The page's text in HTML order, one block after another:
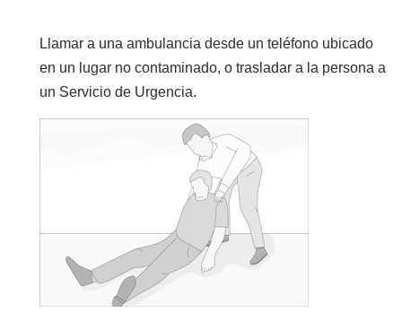
Llamar a una ambulancia desde un teléfono ubicado
en un lugar no contaminado, o trasladar a la persona a
un Servicio de Urgencia.